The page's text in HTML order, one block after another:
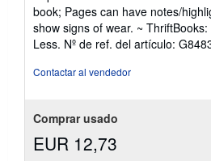
de
5
estrellas
book; Pages can have notes/
show signs of wear. ~
Less. Nº de ref. del artículo:
Contactar al vendedor
Comprar usado
EUR 12,73